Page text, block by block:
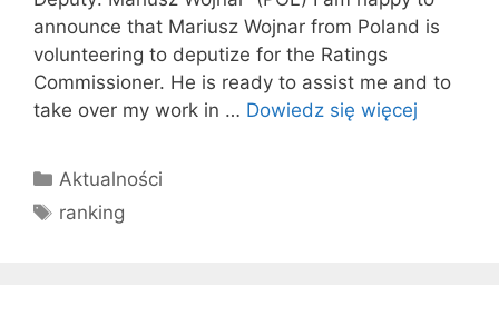
announce that Mariusz Wojnar from Poland is
volunteering to deputize for the Ratings
Commissioner. He is ready to assist me and to
take over my work in … Dowiedz się więcej
Kategorie
Aktualności
Tagi
ranking